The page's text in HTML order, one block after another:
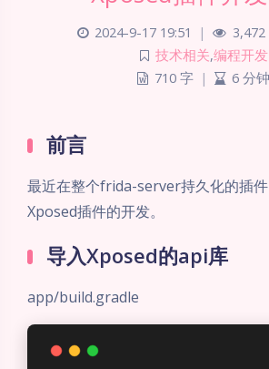
2024-9-17 19:51 | 3,472
技术相关,编程开发
710 字 | 6 分钟
前言
最近在整个frida-server持久化的插
Xposed插件的开发。
导入Xposed的api库
app/build.gradle